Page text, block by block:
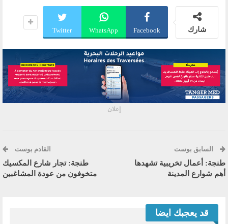
شارك Facebook
WhatsApp
Twitter
إعلان
السابق بوست
طنجة: أعمال تخريبية تشهدها
أهم شوارع المدينة
القادم بوست
طنجة: تجار شارع المكسيك
متخوفون من عودة المشاغبين
قد يعجبك ايضا